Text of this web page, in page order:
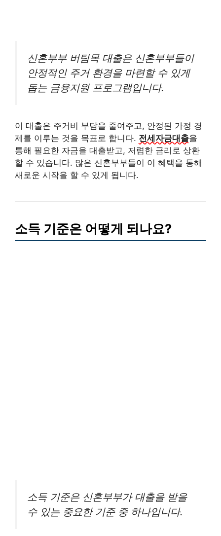
신혼부부 버팀목 대출은 신혼부부들이
안정적인 주거 환경을 마련할 수 있게
돕는 금융지원 프로그램입니다.
이 대출은 주거비 부담을 줄여주고, 안정된 가정 경
제를 이루는 것을 목표로 합니다. 전세자금대출을
통해 필요한 자금을 대출받고, 저렴한 금리로 상환
할 수 있습니다. 많은 신혼부부들이 이 혜택을 통해
새로운 시작을 할 수 있게 됩니다.
소득 기준은 어떻게 되나요?
소득 기준은 신혼부부가 대출을 받을
수 있는 중요한 기준 중 하나입니다.